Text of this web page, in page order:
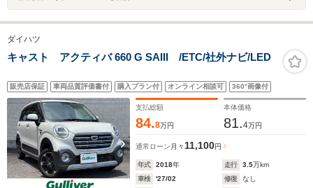
ダイハツ
キャスト アクティバ 660 G SAIII /ETC/社外ナビ/LED
販売店保証 車両品質評価書付 購入プラン付 オンライン相談可 360°画像付
支払総額
84.8万円
本体価格
81.4万円
通常ローン 月々11,100円
年式 2018年 走行 3.5万km
車検
'27/02 修復
なし